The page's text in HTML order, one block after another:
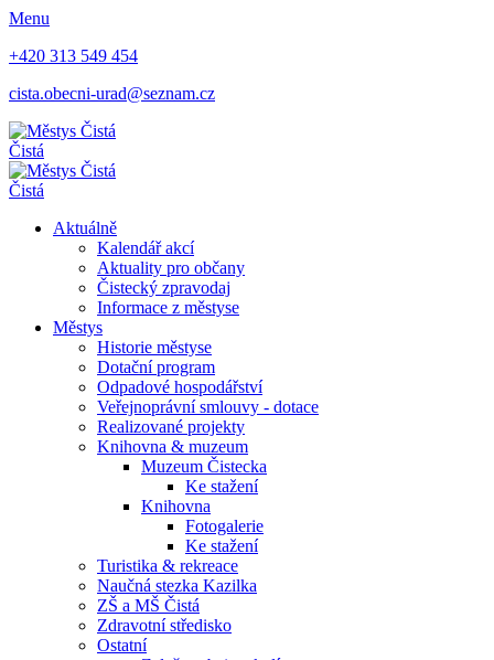
Menu
+420 313 549 454
cista.obecni-urad@seznam.cz
Čistá
Čistá
Aktuálně
Kalendář akcí
Aktuality pro občany
Čistecký zpravodaj
Informace z městyse
Městys
Historie městyse
Dotační program
Odpadové hospodářství
Veřejnoprávní smlouvy - dotace
Realizované projekty
Knihovna & muzeum
Muzeum Čistecka
Ke stažení
Knihovna
Fotogalerie
Ke stažení
Turistika & rekreace
Naučná stezka Kazilka
ZŠ a MŠ Čistá
Zdravotní středisko
Ostatní